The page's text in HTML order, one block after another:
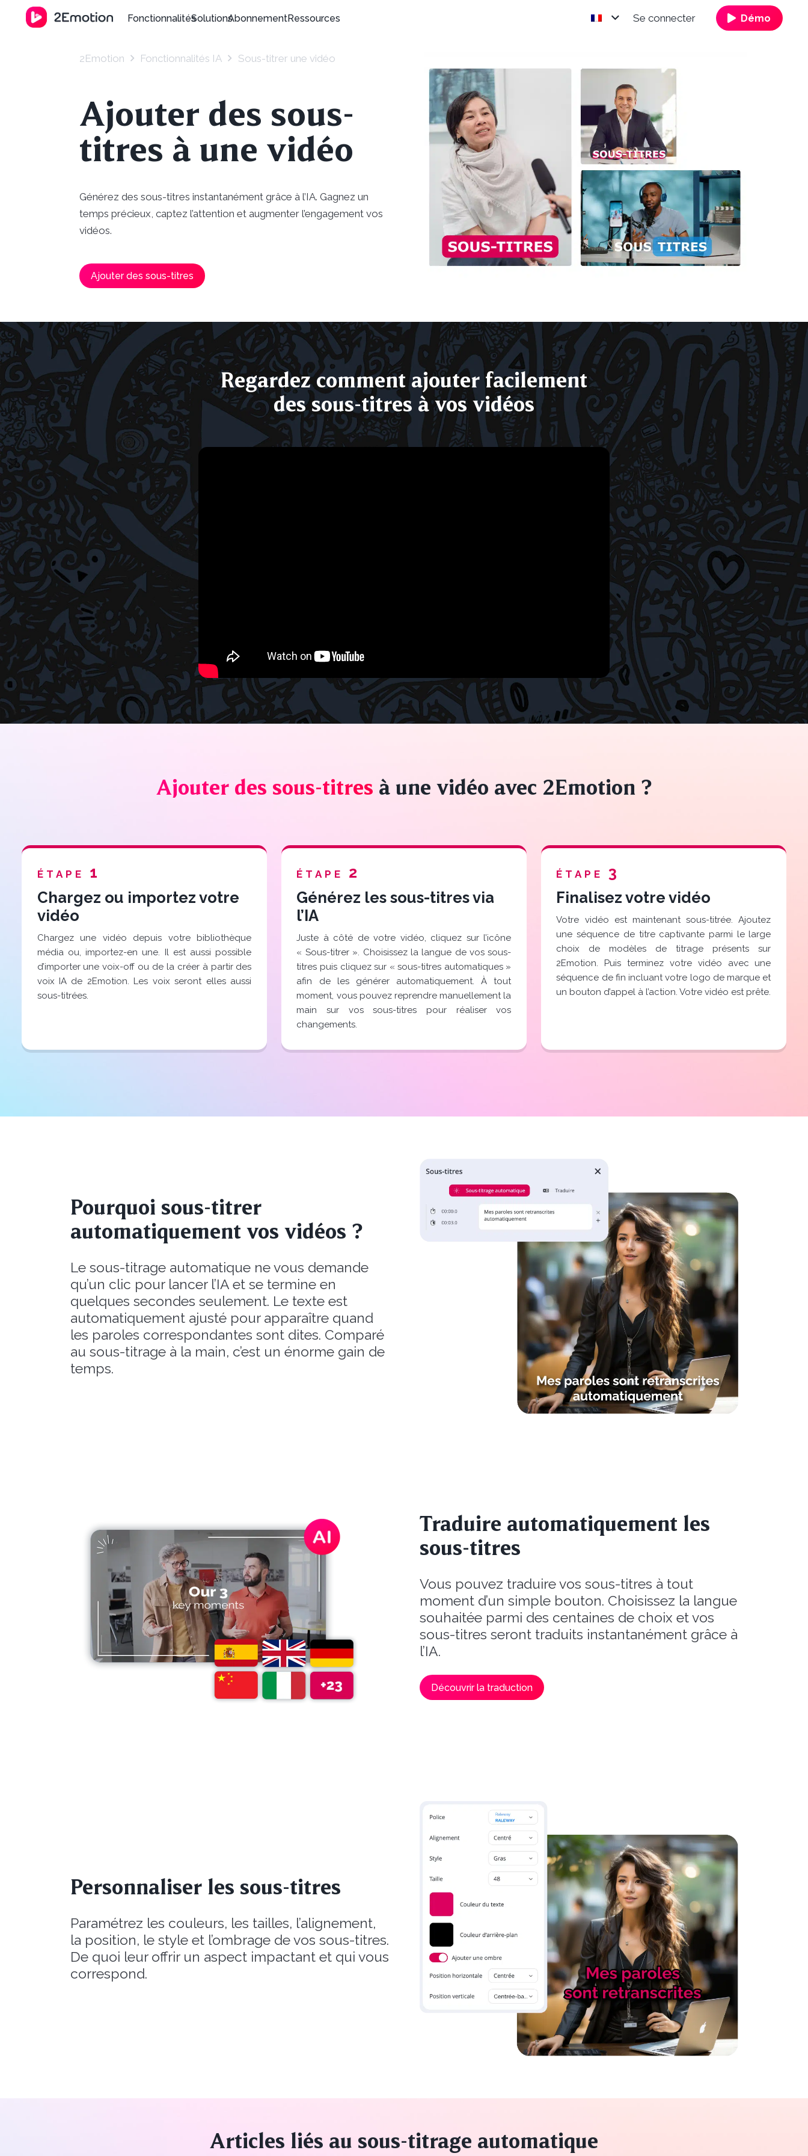
FonctionnalitésSolutionsAbonnementRessources Se connecter Démo
2Emotion Fonctionnalités IA Sous-titrer une vidéo
Ajouter des sous-
titres à une vidéo
Générez des sous-titres instantanément grâce à l’IA. Gagnez un
temps précieux, captez l’attention et augmenter l’engagement vos
vidéos.
Ajouter des sous-titres
Regardez comment ajouter facilement
des sous-titres à vos vidéos
Ajouter des sous-titres à une vidéo avec 2Emotion ?
ÉTAPE 1
Chargez ou importez votre
vidéo
Chargez une vidéo depuis votre bibliothèque
média ou, importez-en une. Il est aussi possible
d’importer une voix-off ou de la créer à partir des
voix IA de 2Emotion. Les voix seront elles aussi
sous-titrées.
ÉTAPE 2
Générez les sous-titres via
l’IA
Juste à côté de votre vidéo, cliquez sur l’icône
« Sous-titrer ». Choisissez la langue de vos sous-
titres puis cliquez sur « sous-titres automatiques »
afin de les générer automatiquement. À tout
moment, vous pouvez reprendre manuellement la
main sur vos sous-titres pour réaliser vos
changements.
ÉTAPE 3
Finalisez votre vidéo
Votre vidéo est maintenant sous-titrée. Ajoutez
une séquence de titre captivante parmi le large
choix de modèles de titrage présents sur
2Emotion. Puis terminez votre vidéo avec une
séquence de fin incluant votre logo de marque et
un bouton d’appel à l’action. Votre vidéo est prête.
Pourquoi sous-titrer
automatiquement vos vidéos ?
Le sous-titrage automatique ne vous demande
qu’un clic pour lancer l’IA et se termine en
quelques secondes seulement. Le texte est
automatiquement ajusté pour apparaître quand
les paroles correspondantes sont dites. Comparé
au sous-titrage à la main, c’est un énorme gain de
temps.
Traduire automatiquement les
sous-titres
Vous pouvez traduire vos sous-titres à tout
moment d’un simple bouton. Choisissez la langue
souhaitée parmi des centaines de choix et vos
sous-titres seront traduits instantanément grâce à
l’IA.
Découvrir la traduction
Personnaliser les sous-titres
Paramétrez les couleurs, les tailles, l’alignement,
la position, le style et l’ombrage de vos sous-titres.
De quoi leur offrir un aspect impactant et qui vous
correspond.
Articles liés au sous-titrage automatique